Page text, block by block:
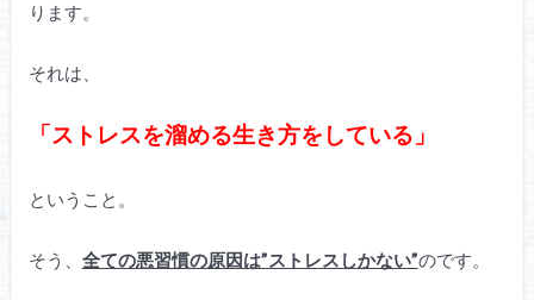
ります。
それは、
「ストレスを溜める生き方をしている」
ということ。
そう、 全ての悪習慣の原因は”ストレスしかない”のです。